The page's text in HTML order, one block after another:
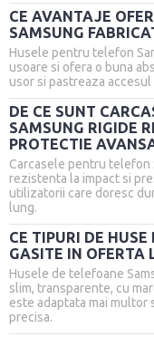
CE AVANTAJE
SAMSUNG
Husele pentru telefon
usoare si ofera o buna
usor si pastreaza
DE CE SUNT
SAMSUNG RIGIDE
PROTECTIE
Carcasele pentru telefon
rezistenta la impact si
utilizatorii care doresc
lung.
CE TIPURI DE
GASITE IN OFERTA
Husele de telefoane
slim, transparente, cu
este adaptata mai multor
precisa.